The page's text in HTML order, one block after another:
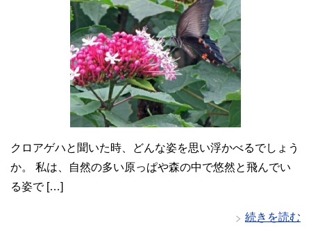
クロアゲハと聞いた時、どんな姿を思い浮かべるでしょう
か。 私は、自然の多い原っぱや森の中で悠然と飛んでい
る姿で […]
続きを読む